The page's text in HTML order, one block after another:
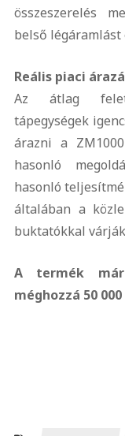
összeszerelés
belső légáramlást
Reális piaci
Az átlag
tápegységek
árazni a
hasonló
hasonló
általában a
buktatókkal
A termék
méghozzá 50